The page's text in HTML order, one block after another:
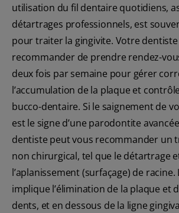
utilisation du fil dentaire quotidiens,
détartrages professionnels, est
pour traiter la gingivite. Votre
recommander de prendre rendez-
deux fois par semaine pour gérer
l’accumulation de la plaque et
bucco-dentaire. Si le saignement de
est le signe d’une parodontite
dentiste peut vous recommander un
non chirurgical, tel que le détartrage
l’aplanissement (surfaçage) de
implique l’élimination de la plaque et
dents, et en dessous de la ligne